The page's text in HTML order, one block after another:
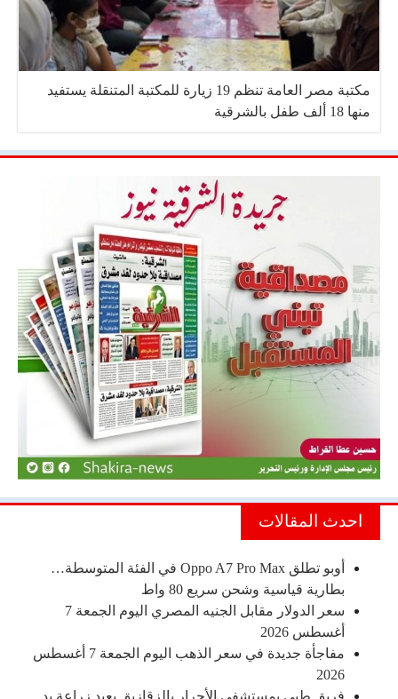
مكتبة مصر العامة تنظم 19 زيارة للمكتبة المتنقلة يستفيد
منها 18 ألف طفل بالشرقية
احدث المقالات
أوبو تطلق Oppo A7 Pro Max في الفئة المتوسطة…
بطارية قياسية وشحن سريع 80 واط
سعر الدولار مقابل الجنيه المصري اليوم الجمعة 7
أغسطس 2026
مفاجأة جديدة في سعر الذهب اليوم الجمعة 7 أغسطس
2026